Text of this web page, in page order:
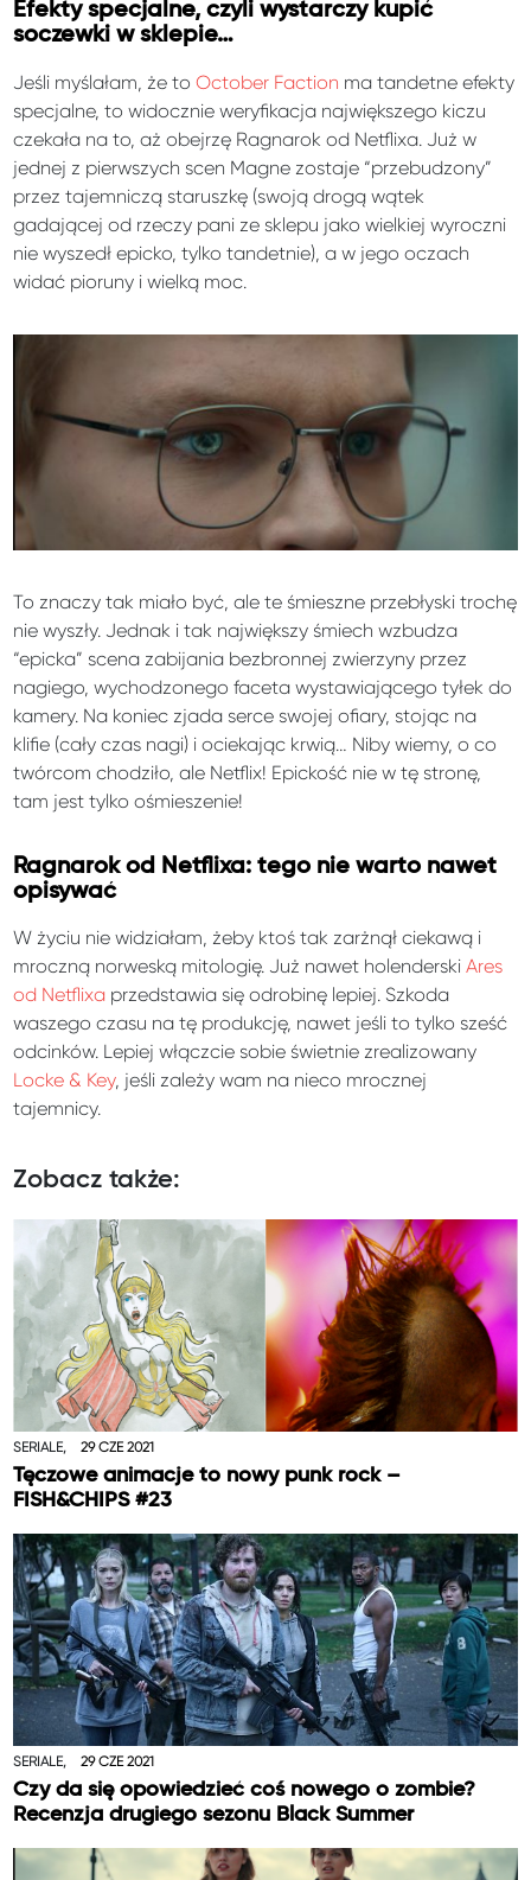
Efekty specjalne, czyli wystarczy kupić
soczewki w sklepie…
Jeśli myślałam, że toOctober Faction ma tandetne efekty
specjalne, to widocznie weryfikacja największego kiczu
czekała na to, aż obejrzę Ragnarok od Netflixa. Już w
jednej z pierwszych scen Magne zostaje “przebudzony”
przez tajemniczą staruszkę (swoją drogą wątek
gadającej od rzeczy pani ze sklepu jako wielkiej wyroczni
nie wyszedł epicko, tylko tandetnie), a w jego oczach
widać pioruny i wielką moc.
To znaczy tak miało być, ale te śmieszne przebłyski trochę
nie wyszły. Jednak i tak największy śmiech wzbudza
“epicka” scena zabijania bezbronnej zwierzyny przez
nagiego, wychodzonego faceta wystawiającego tyłek do
kamery. Na koniec zjada serce swojej ofiary, stojąc na
klifie (cały czas nagi) i ociekając krwią… Niby wiemy, o co
twórcom chodziło, ale Netflix! Epickość nie w tę stronę,
tam jest tylko ośmieszenie!
Ragnarok od Netflixa: tego nie warto nawet
opisywać
W życiu nie widziałam, żeby ktoś tak zarżnął ciekawą i
mroczną norweską mitologię. Już nawet holenderskiAres
od Netflixa przedstawia się odrobinę lepiej. Szkoda
waszego czasu na tę produkcję, nawet jeśli to tylko sześć
odcinków. Lepiej włączcie sobie świetnie zrealizowany
Locke & Key, jeśli zależy wam na nieco mrocznej
tajemnicy.
Zobacz także:
SERIALE, 29 CZE 2021
Tęczowe animacje to nowy punk rock –
FISH&CHIPS #23
SERIALE, 29 CZE 2021
Czy da się opowiedzieć coś nowego o zombie?
Recenzja drugiego sezonu Black Summer